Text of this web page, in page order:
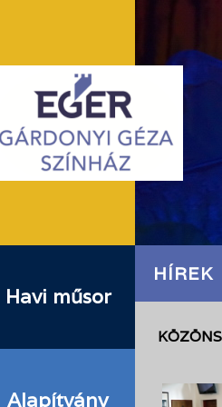
Havi műsor
Alapítvány
HÍREK